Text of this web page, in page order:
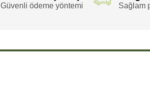
Güvenli ödeme yöntemi Sağlam